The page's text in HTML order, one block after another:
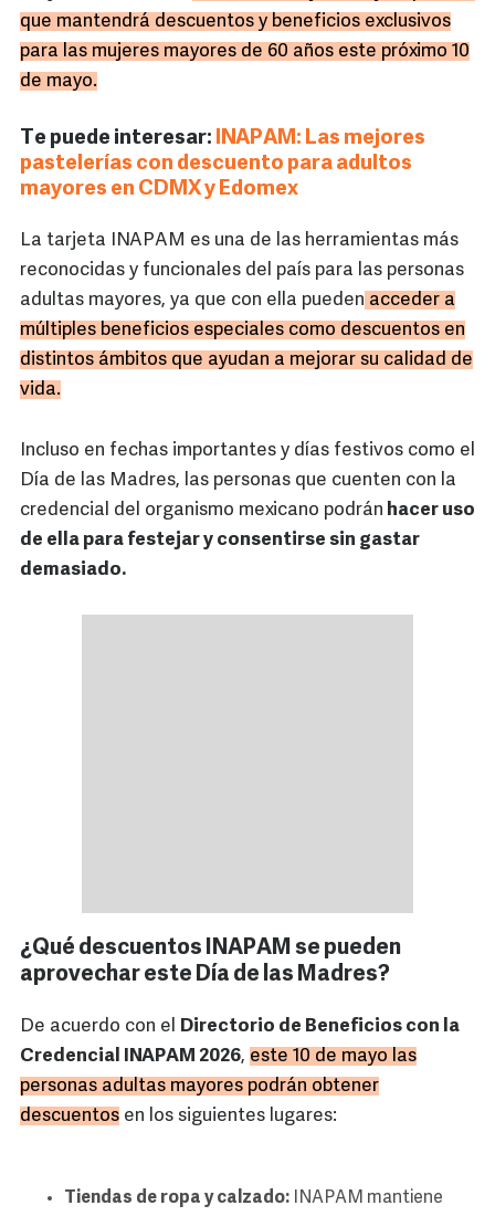
que mantendrá descuentos y beneficios exclusivos
para las mujeres mayores de 60 años este próximo 10
de mayo.
Te puede interesar: INAPAM: Las mejores
pastelerías con descuento para adultos
mayores en CDMX y Edomex
La tarjeta INAPAM es una de las herramientas más
reconocidas y funcionales del país para las personas
adultas mayores, ya que con ella pueden acceder a
múltiples beneficios especiales como descuentos en
distintos ámbitos que ayudan a mejorar su calidad de
vida.
Incluso en fechas importantes y días festivos como el
Día de las Madres, las personas que cuenten con la
credencial del organismo mexicano podrán hacer uso
de ella para festejar y consentirse sin gastar
demasiado.
¿Qué descuentos INAPAM se pueden
aprovechar este Día de las Madres?
De acuerdo con el Directorio de Beneficios con la
Credencial INAPAM 2026, este 10 de mayo las
personas adultas mayores podrán obtener
descuentos en los siguientes lugares:
Tiendas de ropa y calzado: INAPAM mantiene